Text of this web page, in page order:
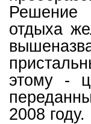
Решение
отдыха
этому -
2008 году.